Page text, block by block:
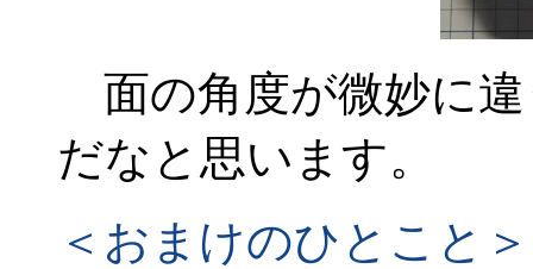
面の角度が微妙に
だなと思います。
＜おまけのひとこと＞